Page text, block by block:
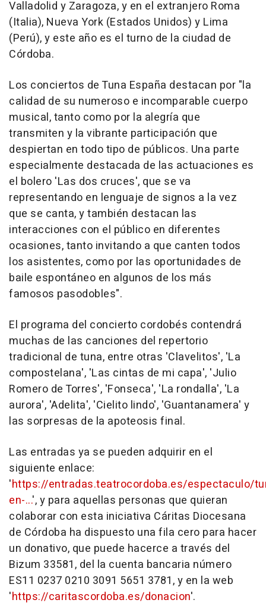
Valladolid y Zaragoza, y en el extranjero Roma
(Italia), Nueva York (Estados Unidos) y Lima
(Perú), y este año es el turno de la ciudad de
Córdoba.
Los conciertos de Tuna España destacan por "la
calidad de su numeroso e incomparable cuerpo
musical, tanto como por la alegría que
transmiten y la vibrante participación que
despiertan en todo tipo de públicos. Una parte
especialmente destacada de las actuaciones es
el bolero 'Las dos cruces', que se va
representando en lenguaje de signos a la vez
que se canta, y también destacan las
interacciones con el público en diferentes
ocasiones, tanto invitando a que canten todos
los asistentes, como por las oportunidades de
baile espontáneo en algunos de los más
famosos pasodobles".
El programa del concierto cordobés contendrá
muchas de las canciones del repertorio
tradicional de tuna, entre otras 'Clavelitos', 'La
compostelana', 'Las cintas de mi capa', 'Julio
Romero de Torres', 'Fonseca', 'La rondalla', 'La
aurora', 'Adelita', 'Cielito lindo', 'Guantanamera' y
las sorpresas de la apoteosis final.
Las entradas ya se pueden adquirir en el
siguiente enlace:
'https://entradas.teatrocordoba.es/espectaculo/
en-...', y para aquellas personas que quieran
colaborar con esta iniciativa Cáritas Diocesana
de Córdoba ha dispuesto una fila cero para hacer
un donativo, que puede hacerce a través del
Bizum 33581, del la cuenta bancaria número
ES11 0237 0210 3091 5651 3781, y en la web
'https://caritascordoba.es/donacion'.